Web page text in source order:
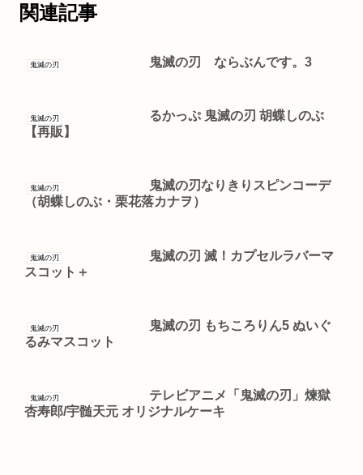
関連記事
鬼滅の刃 鬼滅の刃 ならぶんです。3
鬼滅の刃
るかっぷ 鬼滅の刃 胡蝶しのぶ
【再販】
鬼滅の刃
鬼滅の刃なりきりスピンコーデ
（胡蝶しのぶ・栗花落カナヲ）
鬼滅の刃
鬼滅の刃 滅！カプセルラバーマ
スコット＋
鬼滅の刃
鬼滅の刃 もちころりん5 ぬいぐ
るみマスコット
鬼滅の刃
テレビアニメ「鬼滅の刃」煉獄
杏寿郎/宇髄天元 オリジナルケーキ